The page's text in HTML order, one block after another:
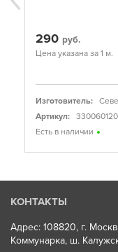
290 руб.
Цена указана за 1 м.
Изготовитель:
Артикул:
330060120
Есть в наличии
КОНТАКТЫ
Адрес: 108820, г.
Коммунарка, ш.